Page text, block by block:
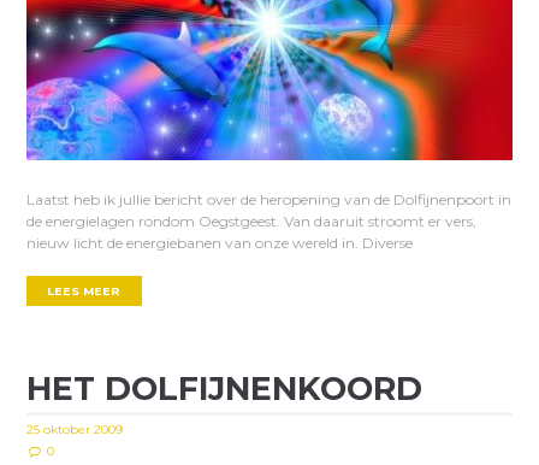
Laatst heb ik jullie bericht over de heropening van de Dolfijnenpoort in
de energielagen rondom Oegstgeest. Van daaruit stroomt er vers,
nieuw licht de energiebanen van onze wereld in. Diverse
LEES MEER
HET DOLFIJNENKOORD
25 oktober 2009
0